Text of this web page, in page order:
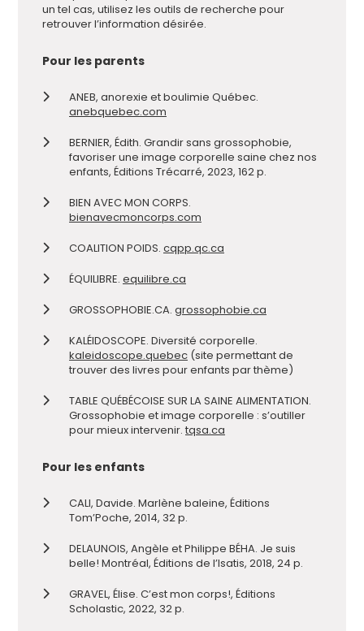
un tel cas, utilisez les outils de recherche pour
retrouver l’information désirée.
Pour les parents
ANEB, anorexie et boulimie Québec.
anebquebec.com
BERNIER, Édith. Grandir sans grossophobie,
favoriser une image corporelle saine chez nos
enfants, Éditions Trécarré, 2023, 162 p.
BIEN AVEC MON CORPS.
bienavecmoncorps.com
COALITION POIDS. cqpp.qc.ca
ÉQUILIBRE. equilibre.ca
GROSSOPHOBIE.CA. grossophobie.ca
KALÉIDOSCOPE. Diversité corporelle.
kaleidoscope.quebec (site permettant de
trouver des livres pour enfants par thème)
TABLE QUÉBÉCOISE SUR LA SAINE ALIMENTATION.
Grossophobie et image corporelle : s’outiller
pour mieux intervenir. tqsa.ca
Pour les enfants
CALI, Davide. Marlène baleine, Éditions
Tom’Poche, 2014, 32 p.
DELAUNOIS, Angèle et Philippe BÉHA. Je suis
belle! Montréal, Éditions de l’Isatis, 2018, 24 p.
GRAVEL, Élise. C’est mon corps!, Éditions
Scholastic, 2022, 32 p.